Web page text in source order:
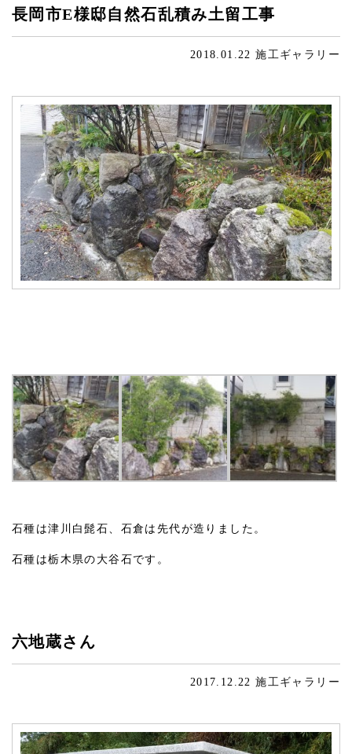
長岡市E様邸自然石乱積み土留工事
2018.01.22施工ギャラリー
石種は津川白髭石、石倉は先代が造りました。
石種は栃木県の大谷石です。
六地蔵さん
2017.12.22施工ギャラリー